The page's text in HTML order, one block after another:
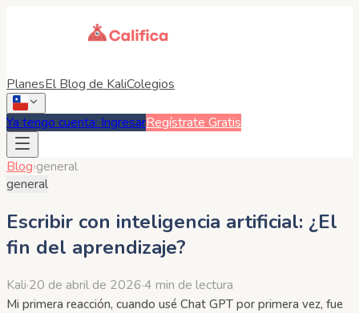
PlanesEl Blog de KaliColegios
Ya tengo cuenta: IngresarRegístrate Gratis
Blog›general
general
Escribir con inteligencia artificial: ¿El
fin del aprendizaje?
Kali·20 de abril de 2026·4 min de lectura
Mi primera reacción, cuando usé Chat GPT por primera vez, fue